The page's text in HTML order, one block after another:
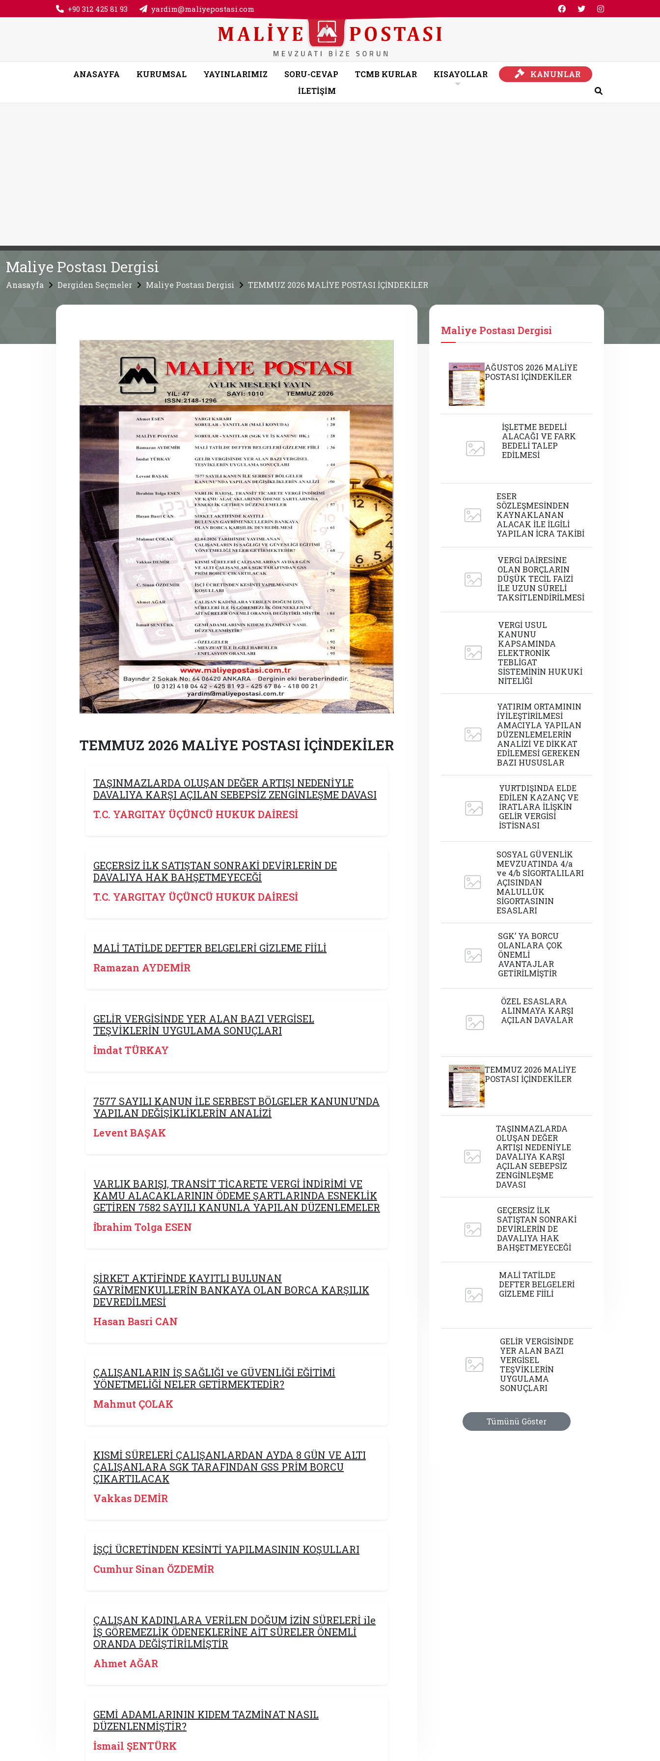
+90 312 425 81 93 yardim@maliyepostasi.com
ANASAYFA KURUMSAL YAYINLARIMIZ SORU-CEVAP TCMB KURLAR KISAYOLLAR KANUNLAR
KANUNLAR
İLETİŞİM
Maliye Postası Dergisi
Anasayfa Dergiden Seçmeler Maliye Postası Dergisi TEMMUZ 2026 MALİYE POSTASI İÇİNDEKİLER
TEMMUZ 2026 MALİYE POSTASI İÇİNDEKİLER
TAŞINMAZLARDA OLUŞAN DEĞER ARTIŞI NEDENİYLE
DAVALIYA KARŞI AÇILAN SEBEPSİZ ZENGİNLEŞME DAVASI
T.C. YARGITAY ÜÇÜNCÜ HUKUK DAİRESİ
GEÇERSİZ İLK SATIŞTAN SONRAKİ DEVİRLERİN DE
DAVALIYA HAK BAHŞETMEYECEĞİ
T.C. YARGITAY ÜÇÜNCÜ HUKUK DAİRESİ
MALİ TATİLDE DEFTER BELGELERİ GİZLEME FİİLİ
Ramazan AYDEMİR
GELİR VERGİSİNDE YER ALAN BAZI VERGİSEL
TEŞVİKLERİN UYGULAMA SONUÇLARI
İmdat TÜRKAY
7577 SAYILI KANUN İLE SERBEST BÖLGELER KANUNU’NDA
YAPILAN DEĞİŞİKLİKLERİN ANALİZİ
Levent BAŞAK
VARLIK BARIŞI, TRANSİT TİCARETE VERGİ İNDİRİMİ VE
KAMU ALACAKLARININ ÖDEME ŞARTLARINDA ESNEKLİK
GETİREN 7582 SAYILI KANUNLA YAPILAN DÜZENLEMELER
İbrahim Tolga ESEN
ŞİRKET AKTİFİNDE KAYITLI BULUNAN
GAYRİMENKULLERİN BANKAYA OLAN BORCA KARŞILIK
DEVREDİLMESİ
Hasan Basri CAN
ÇALIŞANLARIN İŞ SAĞLIĞI ve GÜVENLİĞİ EĞİTİMİ
YÖNETMELİĞİ NELER GETİRMEKTEDİR?
Mahmut ÇOLAK
KISMİ SÜRELERİ ÇALIŞANLARDAN AYDA 8 GÜN VE ALTI
ÇALIŞANLARA SGK TARAFINDAN GSS PRİM BORCU
ÇIKARTILACAK
Vakkas DEMİR
İŞÇİ ÜCRETİNDEN KESİNTİ YAPILMASININ KOŞULLARI
Cumhur Sinan ÖZDEMİR
​ÇALIŞAN KADINLARA VERİLEN DOĞUM İZİN SÜRELERİ ile
İŞ GÖREMEZLİK ÖDENEKLERİNE AİT SÜRELER ÖNEMLİ
ORANDA DEĞİŞTİRİLMİŞTİR
Ahmet AĞAR
GEMİ ADAMLARININ KIDEM TAZMİNAT NASIL
DÜZENLENMİŞTİR?
İsmail ŞENTÜRK
Maliye Postası Dergisi
AĞUSTOS 2026 MALİYE
POSTASI İÇİNDEKİLER
İŞLETME BEDELİ
ALACAĞI VE FARK
BEDELİ TALEP
EDİLMESİ
ESER
SÖZLEŞMESİNDEN
KAYNAKLANAN
ALACAK İLE İLGİLİ
YAPILAN İCRA TAKİBİ
VERGİ DAİRESİNE
OLAN BORÇLARIN
DÜŞÜK TECİL FAİZİ
İLE UZUN SÜRELİ
TAKSİTLENDİRİLMESİ
VERGİ USUL
KANUNU
KAPSAMINDA
ELEKTRONİK
TEBLİGAT
SİSTEMİNİN HUKUKİ
NİTELİĞİ
YATIRIM ORTAMININ
İYİLEŞTİRİLMESİ
AMACIYLA YAPILAN
DÜZENLEMELERİN
ANALİZİ VE DİKKAT
EDİLEMESİ GEREKEN
BAZI HUSUSLAR
YURTDIŞINDA ELDE
EDİLEN KAZANÇ VE
İRATLARA İLİŞKİN
GELİR VERGİSİ
İSTİSNASI
SOSYAL GÜVENLİK
MEVZUATINDA 4/a
ve 4/b SİGORTALILARI
AÇISINDAN
MALULLÜK
SİGORTASININ
ESASLARI
SGK’ YA BORCU
OLANLARA ÇOK
ÖNEMLİ
AVANTAJLAR
GETİRİLMİŞTİR
ÖZEL ESASLARA
ALINMAYA KARŞI
AÇILAN DAVALAR
TEMMUZ 2026 MALİYE
POSTASI İÇİNDEKİLER
TAŞINMAZLARDA
OLUŞAN DEĞER
ARTIŞI NEDENİYLE
DAVALIYA KARŞI
AÇILAN SEBEPSİZ
ZENGİNLEŞME
DAVASI
GEÇERSİZ İLK
SATIŞTAN SONRAKİ
DEVİRLERİN DE
DAVALIYA HAK
BAHŞETMEYECEĞİ
MALİ TATİLDE
DEFTER BELGELERİ
GİZLEME FİİLİ
GELİR VERGİSİNDE
YER ALAN BAZI
VERGİSEL
TEŞVİKLERİN
UYGULAMA
SONUÇLARI
Tümünü Göster